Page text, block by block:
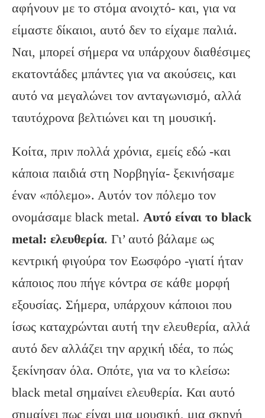
αφήνουν με το στόμα ανοιχτό- και, για να
είμαστε δίκαιοι, αυτό δεν το είχαμε παλιά.
Ναι, μπορεί σήμερα να υπάρχουν διαθέσιμες
εκατοντάδες μπάντες για να ακούσεις, και
αυτό να μεγαλώνει τον ανταγωνισμό, αλλά
ταυτόχρονα βελτιώνει και τη μουσική.
Κοίτα, πριν πολλά χρόνια, εμείς εδώ -και
κάποια παιδιά στη Νορβηγία- ξεκινήσαμε
έναν «πόλεμο». Αυτόν τον πόλεμο τον
ονομάσαμε black metal. Αυτό είναι το black
metal: ελευθερία. Γι’ αυτό βάλαμε ως
κεντρική φιγούρα τον Εωσφόρο -γιατί ήταν
κάποιος που πήγε κόντρα σε κάθε μορφή
εξουσίας. Σήμερα, υπάρχουν κάποιοι που
ίσως καταχρώνται αυτή την ελευθερία, αλλά
αυτό δεν αλλάζει την αρχική ιδέα, το πώς
ξεκίνησαν όλα. Οπότε, για να το κλείσω:
black metal σημαίνει ελευθερία. Και αυτό
σημαίνει πως είναι μια μουσική, μια σκηνή